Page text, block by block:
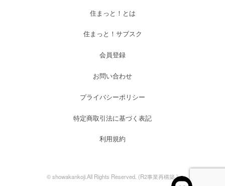
住まっと！とは
住まっと！サブスク
会員登録
お問い合わせ
プライバシーポリシー
特定商取引法に基づく表記
利用規約
© showakankoji.All Rights Reserved. (R2事業再構築 )